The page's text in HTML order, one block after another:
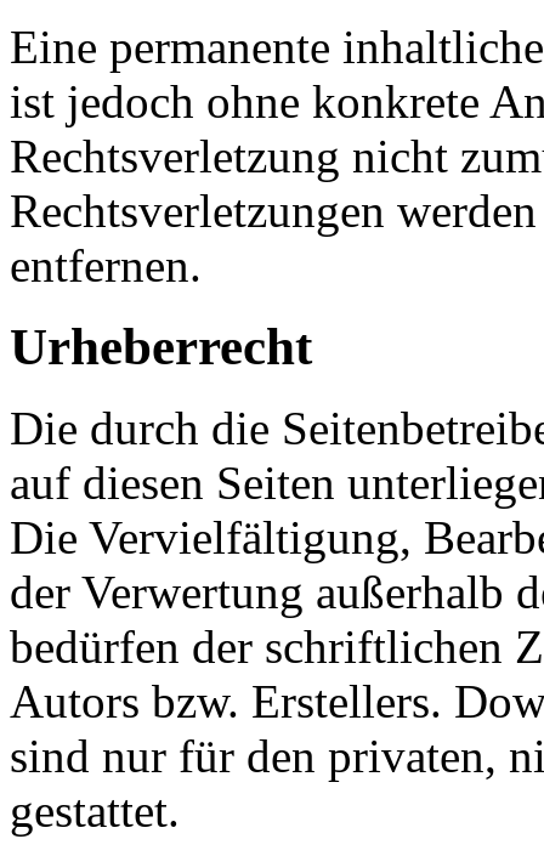
Eine permanente
ist jedoch ohne konkrete
Rechtsverletzung nicht
Rechtsverletzungen
entfernen.
Urheberrecht
Die durch die
auf diesen Seiten
Die Vervielfältigung,
der Verwertung außerhalb
bedürfen der schriftlichen
Autors bzw. Erstellers.
sind nur für den privaten,
gestattet.